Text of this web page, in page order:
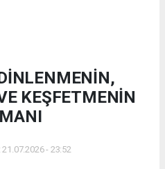
KEŞFETMENİN
- 23:52